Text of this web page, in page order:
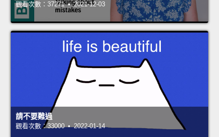
觀看次數：37271 • 2021-12-03
請不要難過
觀看次數：33000 • 2022-01-14